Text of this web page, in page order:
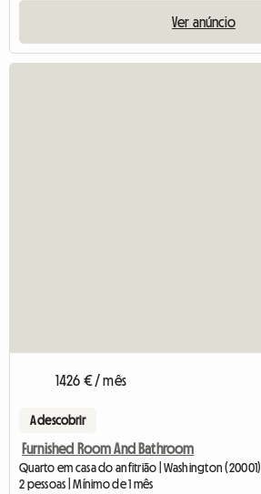
Ver anúncio
1426 € / mês
A descobrir
Furnished Room And Bathroom
Quarto em casa do anfitrião | Washington (20001)
2 pessoas | Mínimo de 1 mês